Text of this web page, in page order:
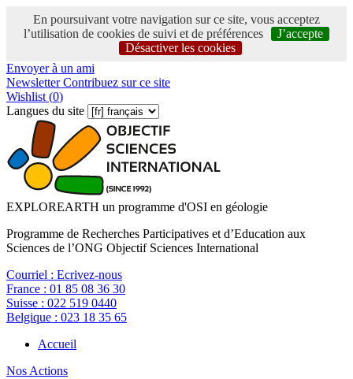
En poursuivant votre navigation sur ce site, vous acceptez
l’utilisation de cookies de suivi et de préférences
J’accepte
Désactiver les cookies
Envoyer à un ami
NewsletterContribuez sur ce site
Wishlist (0)
Langues du site
EXPLOREARTH un programme d'OSI en géologie
Programme de Recherches Participatives et d’Education aux
Sciences de l’ONG Objectif Sciences International
Courriel : Ecrivez-nous
France : 01 85 08 36 30
Suisse : 022 519 0440
Belgique : 023 18 35 65
Accueil
Nos Actions